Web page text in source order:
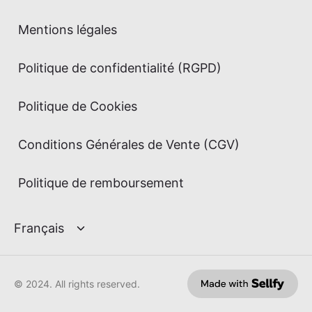
Mentions légales
Politique de confidentialité (RGPD)
Politique de Cookies
Conditions Générales de Vente (CGV)
Politique de remboursement
© 2024. All rights reserved.